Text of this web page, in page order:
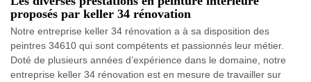
proposés par keller 34 rénovation
Notre entreprise keller 34 rénovation a à sa disposition des
peintres 34610 qui sont compétents et passionnés leur métier.
Doté de plusieurs années d’expérience dans le domaine, notre
entreprise keller 34 rénovation est en mesure de travailler sur